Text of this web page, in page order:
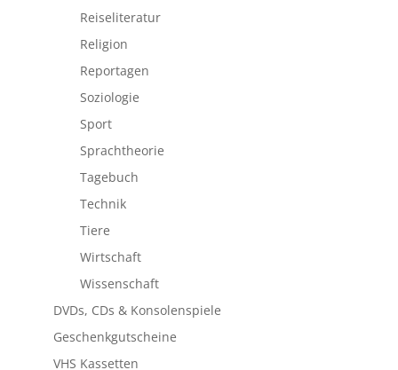
Reiseliteratur
Religion
Reportagen
Soziologie
Sport
Sprachtheorie
Tagebuch
Technik
Tiere
Wirtschaft
Wissenschaft
DVDs, CDs & Konsolenspiele
Geschenkgutscheine
VHS Kassetten